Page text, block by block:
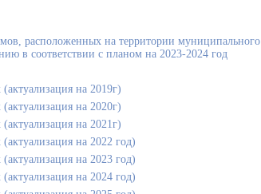
расположенных на территории муниципального
в соответствии с планом на 2023-2024 год
на 2019г)
на 2020г)
на 2021г)
на 2022 год)
на 2023 год)
на 2024 год)